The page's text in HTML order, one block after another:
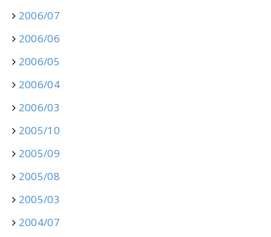
2006/07
2006/06
2006/05
2006/04
2006/03
2005/10
2005/09
2005/08
2005/03
2004/07